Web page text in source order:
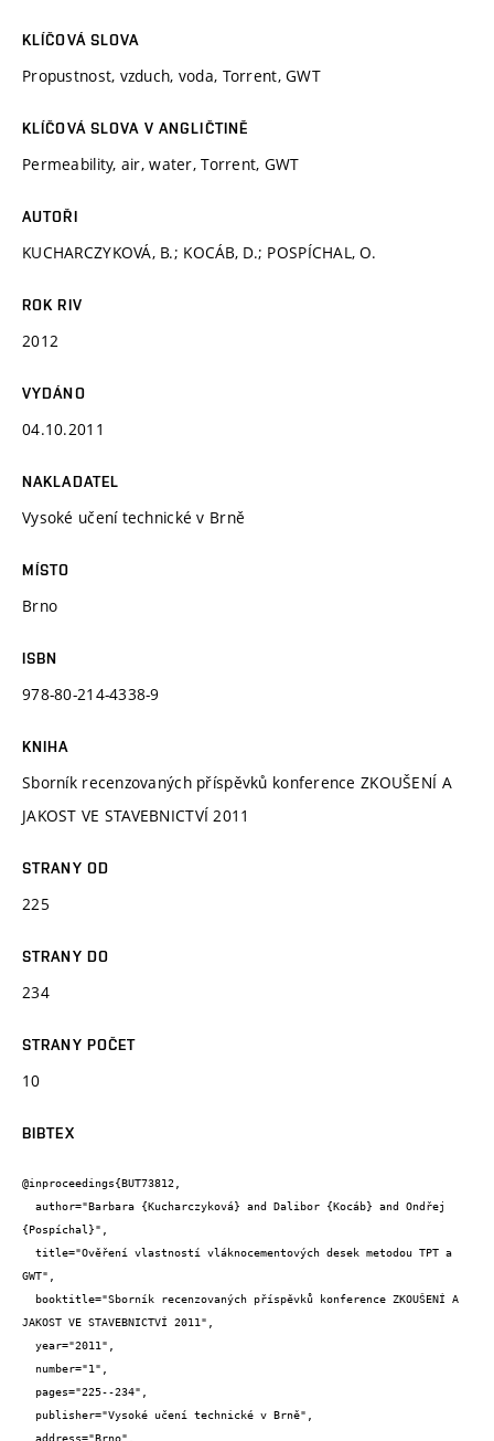
KLÍČOVÁ SLOVA
Propustnost, vzduch, voda, Torrent, GWT
KLÍČOVÁ SLOVA V ANGLIČTINĚ
Permeability, air, water, Torrent, GWT
AUTOŘI
KUCHARCZYKOVÁ, B.; KOCÁB, D.; POSPÍCHAL, O.
ROK RIV
2012
VYDÁNO
04.10.2011
NAKLADATEL
Vysoké učení technické v Brně
MÍSTO
Brno
ISBN
978-80-214-4338-9
KNIHA
Sborník recenzovaných příspěvků konference ZKOUŠENÍ A
JAKOST VE STAVEBNICTVÍ 2011
STRANY OD
225
STRANY DO
234
STRANY POČET
10
BIBTEX
@inproceedings{BUT73812,
{Pospíchal}",
GWT",
JAKOST VE STAVEBNICTVÍ 2011",